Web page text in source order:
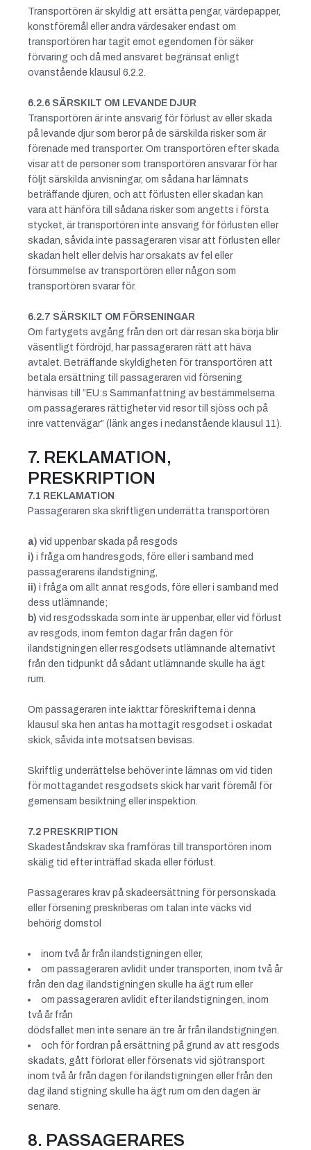
Transportören är skyldig att ersätta pengar, värdepapper,
konstföremål eller andra värdesaker endast om
transportören har tagit emot egendomen för säker
förvaring och då med ansvaret begränsat enligt
ovanstående klausul 6.2.2.
6.2.6 SÄRSKILT OM LEVANDE DJUR
Transportören är inte ansvarig för förlust av eller skada
på levande djur som beror på de särskilda risker som är
förenade med transporter. Om transportören efter skada
visar att de personer som transportören ansvarar för har
följt särskilda anvisningar, om sådana har lämnats
beträffande djuren, och att förlusten eller skadan kan
vara att hänföra till sådana risker som angetts i första
stycket, är transportören inte ansvarig för förlusten eller
skadan, såvida inte passageraren visar att förlusten eller
skadan helt eller delvis har orsakats av fel eller
försummelse av transportören eller någon som
transportören svarar för.
6.2.7 SÄRSKILT OM FÖRSENINGAR
Om fartygets avgång från den ort där resan ska börja blir
väsentligt fördröjd, har passageraren rätt att häva
avtalet. Beträffande skyldigheten för transportören att
betala ersättning till passageraren vid försening
hänvisas till ”EU:s Sammanfattning av bestämmelserna
om passagerares rättigheter vid resor till sjöss och på
inre vattenvägar” (länk anges i nedanstående klausul 11).
7. REKLAMATION,
PRESKRIPTION
7.1 REKLAMATION
Passageraren ska skriftligen underrätta transportören
a) vid uppenbar skada på resgods
i) i fråga om handresgods, före eller i samband med
passagerarens ilandstigning,
ii) i fråga om allt annat resgods, före eller i samband med
dess utlämnande;
b) vid resgodsskada som inte är uppenbar, eller vid förlust
av resgods, inom femton dagar från dagen för
ilandstigningen eller resgodsets utlämnande alternativt
från den tidpunkt då sådant utlämnande skulle ha ägt
rum.
Om passageraren inte iakttar föreskrifterna i denna
klausul ska hen antas ha mottagit resgodset i oskadat
skick, såvida inte motsatsen bevisas.
Skriftlig underrättelse behöver inte lämnas om vid tiden
för mottagandet resgodsets skick har varit föremål för
gemensam besiktning eller inspektion.
7.2 PRESKRIPTION
Skadeståndskrav ska framföras till transportören inom
skälig tid efter inträffad skada eller förlust.
Passagerares krav på skadeersättning för personskada
eller försening preskriberas om talan inte väcks vid
behörig domstol
inom två år från ilandstigningen eller,
om passageraren avlidit under transporten, inom två år
från den dag ilandstigningen skulle ha ägt rum eller
om passageraren avlidit efter ilandstigningen, inom
två år från
dödsfallet men inte senare än tre år från ilandstigningen.
och för fordran på ersättning på grund av att resgods
skadats, gått förlorat eller försenats vid sjötransport
inom två år från dagen för ilandstigningen eller från den
dag iland stigning skulle ha ägt rum om den dagen är
senare.
8. PASSAGERARES